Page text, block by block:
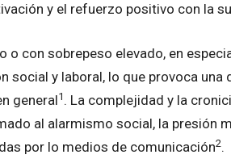
y el refuerzo positivo con la
o con sobrepeso elevado, en
social y laboral, lo que provoca
general1 . La complejidad y la
al alarmismo social, la presión
por lo medios de comunicación2.